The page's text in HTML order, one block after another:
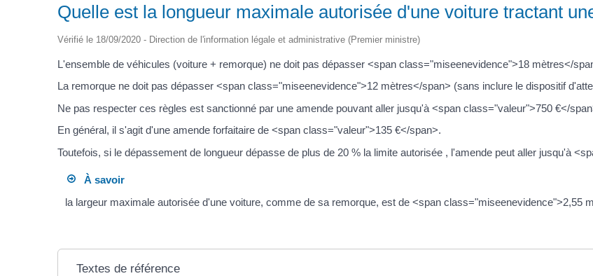
Quelle est la longueur maximale autorisée d'une voiture tractant
Vérifié le 18/09/2020 - Direction de l'information légale et administrative (Premier ministre)
L'ensemble de véhicules (voiture + remorque) ne doit pas dépasser <span class="miseenevidence">18 mètres</
La remorque ne doit pas dépasser <span class="miseenevidence">12 mètres</span> (sans inclure le dispositif
Ne pas respecter ces règles est sanctionné par une amende pouvant aller jusqu'à <span class="valeur">750 €</
En général, il s'agit d'une amende forfaitaire de <span class="valeur">135 €</span>.
Toutefois, si le dépassement de longueur dépasse de plus de 20 % la limite autorisée , l'amende peut aller jusqu'à
À savoir
la largeur maximale autorisée d'une voiture, comme de sa remorque, est de <span class="miseenevidence">2,55
Textes de référence